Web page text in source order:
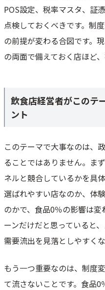
POS設定、税率マスタ、証
点検しておくべきです。制
の前提が変わる合図です。
の両面で備えておく店ほど、
飲食店経営者がこのテ
ント
このテーマで大事なのは、
ることではありません。ま
ネルと競合しているかを具
選ばれやすい店なのか、体
のかで、食品0％の影響は
ーンだけだと思っていると
需要流出を見落としやすくな
もう一つ重要なのは、制度
て流さないことです。食品